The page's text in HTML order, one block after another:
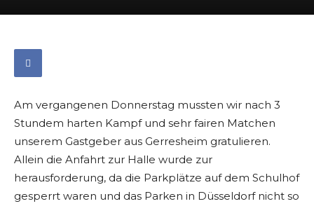
Am vergangenen Donnerstag mussten wir nach 3
Stundem harten Kampf und sehr fairen Matchen
unserem Gastgeber aus Gerresheim gratulieren.
Allein die Anfahrt zur Halle wurde zur
herausforderung, da die Parkplätze auf dem Schulhof
gesperrt waren und das Parken in Düsseldorf nicht so